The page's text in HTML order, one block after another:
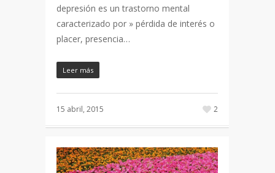
depresión es un trastorno mental
caracterizado por » pérdida de interés o
placer, presencia…
Leer más
15 abril, 2015 2